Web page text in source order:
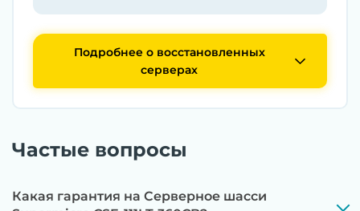
Подробнее о восстановленных
серверах
Частые вопросы
Какая гарантия на Серверное шасси